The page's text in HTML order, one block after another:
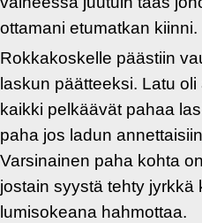
ottamani etumatkan kiinni.
Rokkakoskelle päästiin
laskun päätteeksi. Latu
kaikki pelkäävät pahaa
paha jos ladun
Varsinainen paha kohta
jostain syystä tehty jyrkkä
lumisokeana hahmottaa.